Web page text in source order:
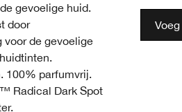
gevoelige huid.
door
voor de gevoelige
100% parfumvrij.
Radical Dark Spot